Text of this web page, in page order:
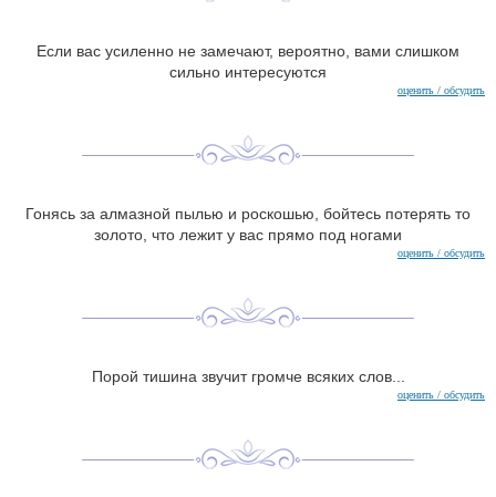
Если вас усиленно не замечают, вероятно, вами слишком
сильно интересуются
оценить / обсудить
Гонясь за алмазной пылью и роскошью, бойтесь потерять то
золото, что лежит у вас прямо под ногами
оценить / обсудить
Порой тишина звучит громче всяких слов...
оценить / обсудить